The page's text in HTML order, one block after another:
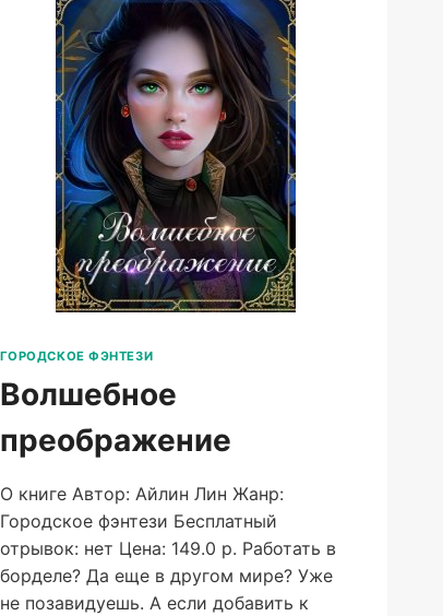
ГОРОДСКОЕ ФЭНТЕЗИ
Волшебное
преображение
О книге Автор: Айлин Лин Жанр:
Городское фэнтези Бесплатный
отрывок: нет Цена: 149.0 р. Работать в
борделе? Да еще в другом мире? Уже
не позавидуешь. А если добавить к